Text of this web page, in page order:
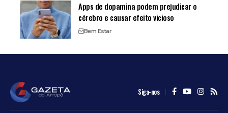
Apps de dopamina podem prejudicar o
cérebro e causar efeito vicioso
Bem Estar
Siga-nos